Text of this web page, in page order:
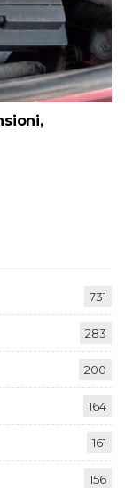
731
283
200
164
161
156